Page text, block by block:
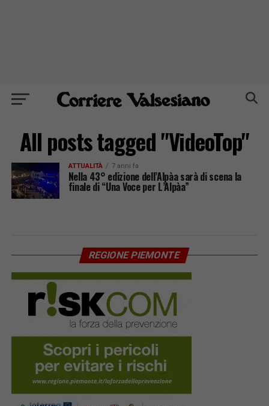
All posts tagged "VideoTop"
ATTUALITÀ 7 anni fa
Nella 43° edizione dell’Alpàa sarà di scena la
finale di “Una Voce per L’Alpàa”
REGIONE PIEMONTE